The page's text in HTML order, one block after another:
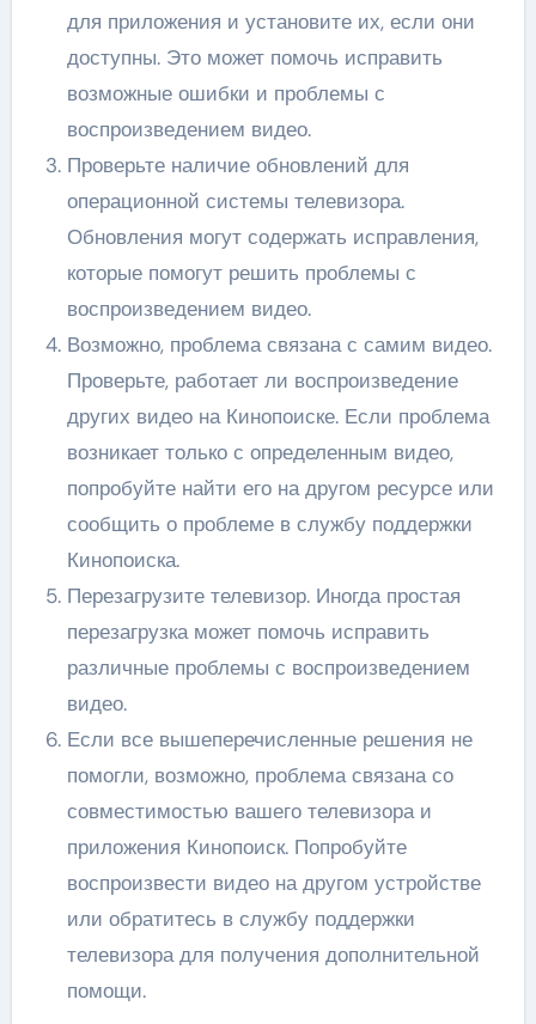
для приложения и установите их, если они
доступны. Это может помочь исправить
возможные ошибки и проблемы с
воспроизведением видео.
Проверьте наличие обновлений для
операционной системы телевизора.
Обновления могут содержать исправления,
которые помогут решить проблемы с
воспроизведением видео.
Возможно, проблема связана с самим видео.
Проверьте, работает ли воспроизведение
других видео на Кинопоиске. Если проблема
возникает только с определенным видео,
попробуйте найти его на другом ресурсе или
сообщить о проблеме в службу поддержки
Кинопоиска.
Перезагрузите телевизор. Иногда простая
перезагрузка может помочь исправить
различные проблемы с воспроизведением
видео.
Если все вышеперечисленные решения не
помогли, возможно, проблема связана со
совместимостью вашего телевизора и
приложения Кинопоиск. Попробуйте
воспроизвести видео на другом устройстве
или обратитесь в службу поддержки
телевизора для получения дополнительной
помощи.